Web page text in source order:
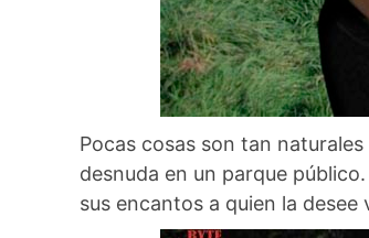
Pocas cosas son tan
desnuda en un parque
sus encantos a quien la desee